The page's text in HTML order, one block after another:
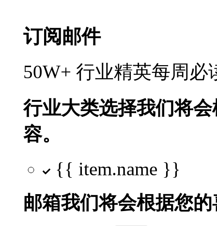
订阅邮件
50W+ 行业精英每周
行业大类选择我们将
容。
{{ item.name }}
邮箱我们将会根据您